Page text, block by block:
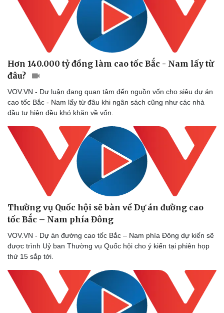
Sức khỏe
Dinh dưỡng - món ngon
Sản phụ khoa
Nhi khoa
Nam khoa
Làm đẹp - giảm cân
Đời sống
Tình yêu - Gia đình
Hơn 140.000 tỷ đồng làm cao tốc Bắc - Nam lấy từ
đâu?
VOV.VN - Dư luận đang quan tâm đến nguồn vốn cho siêu dự án
cao tốc Bắc - Nam lấy từ đâu khi ngân sách cũng như các nhà
đầu tư hiện đều khó khăn về vốn.
Thường vụ Quốc hội sẽ bàn về Dự án đường cao
tốc Bắc – Nam phía Đông
VOV.VN - Dự án đường cao tốc Bắc – Nam phía Đông dự kiến sẽ
được trình Uỷ ban Thường vụ Quốc hội cho ý kiến tại phiên họp
thứ 15 sắp tới.